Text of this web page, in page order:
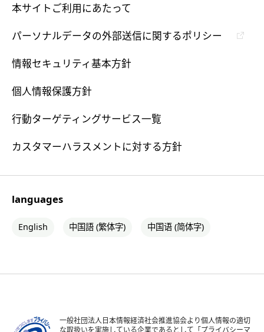
本サイトご利用にあたって
パーソナルデータの外部送信に関するポリシー
情報セキュリティ基本方針
個人情報保護方針
行動ターゲティングサービス一覧
カスタマーハラスメントに対する方針
languages
English 中国語 (繁体字) 中国语 (简体字)
一般社団法人日本情報経済社会推進協会より個人情報の適切
な取扱いを実施している企業であるとして「プライバシーマ